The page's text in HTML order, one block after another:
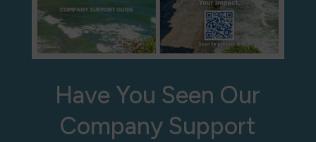
Have You Seen Our
Company Support